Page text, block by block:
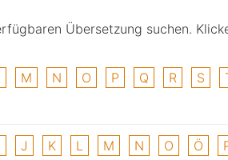
Übersetzung suchen.
M N O P Q R S
J K L M N O Ö